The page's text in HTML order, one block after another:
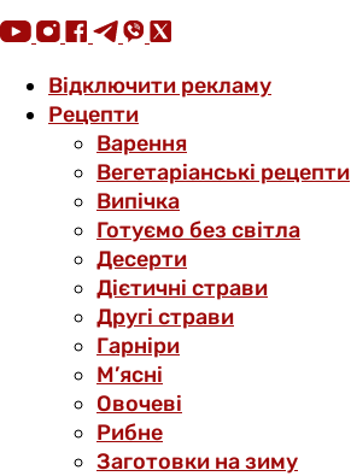
Відключити рекламу
Рецепти
Варення
Вегетаріанські рецепти
Випічка
Готуємо без світла
Десерти
Дієтичні страви
Другі страви
Гарніри
М’ясні
Овочеві
Рибне
Заготовки на зиму